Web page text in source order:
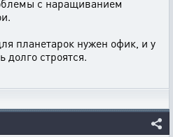
с наращиванием
планетарок нужен офик, и у
долго строятся.